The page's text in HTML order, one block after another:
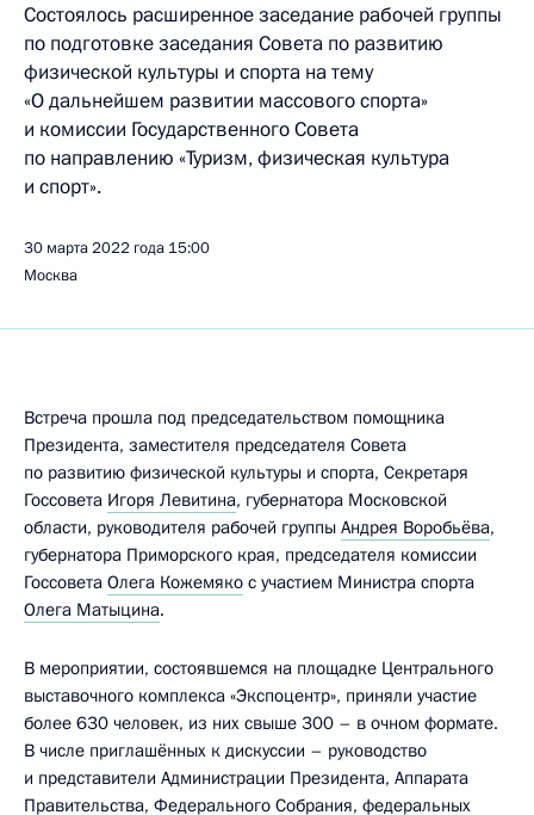
Состоялось расширенное заседание рабочей группы
по подготовке заседания Совета по развитию
физической культуры и спорта на тему
«О дальнейшем развитии массового спорта»
и комиссии Государственного Совета
по направлению «Туризм, физическая культура
и спорт».
30 марта 2022 года 15:00
Москва
Встреча прошла под председательством помощника
Президента, заместителя председателя Совета
по развитию физической культуры и спорта, Секретаря
Госсовета Игоря Левитина, губернатора Московской
области, руководителя рабочей группы Андрея Воробьёва,
губернатора Приморского края, председателя комиссии
Госсовета Олега Кожемяко с участием Министра спорта
Олега Матыцина.
В мероприятии, состоявшемся на площадке Центрального
выставочного комплекса «Экспоцентр», приняли участие
более 630 человек, из них свыше 300 – в очном формате.
В числе приглашённых к дискуссии – руководство
и представители Администрации Президента, Аппарата
Правительства, Федерального Собрания, федеральных